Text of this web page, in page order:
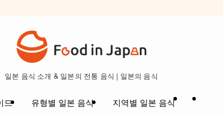
일본 음식 소개 & 일본의 전통 음식 | 일본의 음식
드 유형별 일본 음식 지역별 일본 음식